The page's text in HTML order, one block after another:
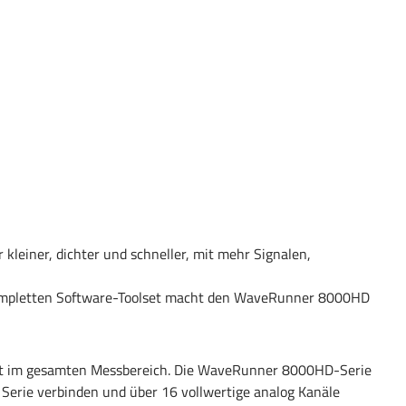
dichter und schneller, mit mehr Signalen,
Software-Toolset macht den WaveRunner 8000HD
gesamten Messbereich. Die WaveRunner 8000HD-Serie
verbinden und über 16 vollwertige analog Kanäle